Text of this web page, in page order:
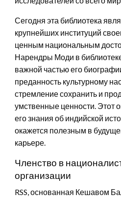
Сегодня эта библиотека
крупнейших институций
ценным национальным
Нарендры Моди в
важной частью его
преданность культурному
стремление сохранить и
умственные ценности. Этот
его знания об индийской
окажется полезным в
карьере.
Членство в
организации
RSS, основанная Кешавом